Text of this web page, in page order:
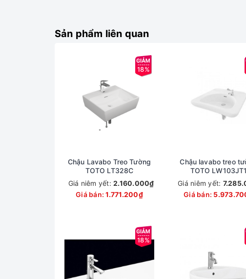
Sản phẩm liên quan
18%
Chậu Lavabo Treo Tường
TOTO LT328C
Giá niêm yết: 2.160.000₫
Giá bán:1.771.200₫
Chậu lavabo treo
TOTO LW103JT1
Giá niêm yết:
Giá bán:
18%